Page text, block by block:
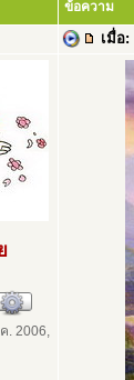
ข้อความ
เมื่อ:
. 2006,